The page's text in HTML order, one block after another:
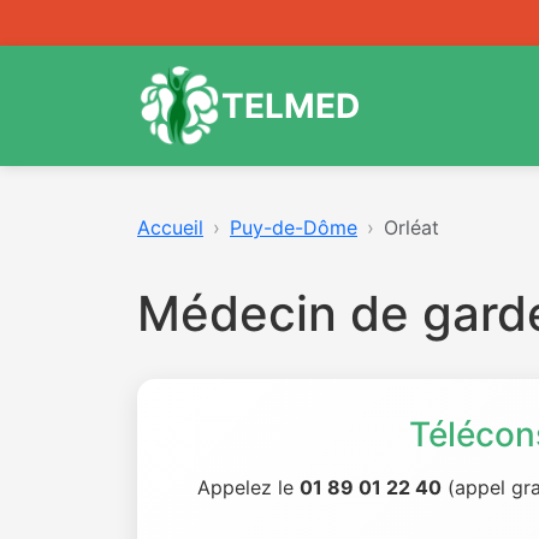
TELMED
Accueil Puy-de-Dôme Orléat
Médecin de
Appelez le 01 89 01 22 40 (appel